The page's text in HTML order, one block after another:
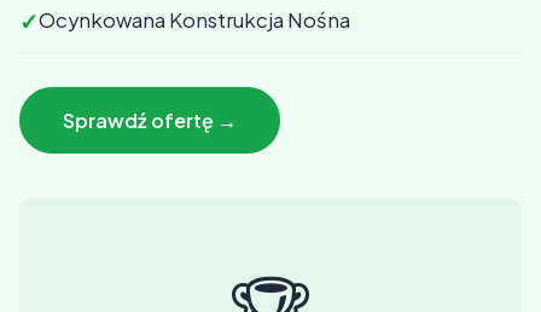
✓Ocynkowana Konstrukcja Nośna
Sprawdź ofertę →